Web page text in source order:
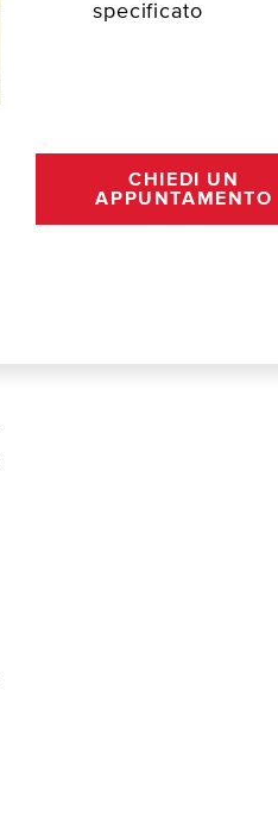
specificato
CHIEDI UN
APPUNTAMENTO